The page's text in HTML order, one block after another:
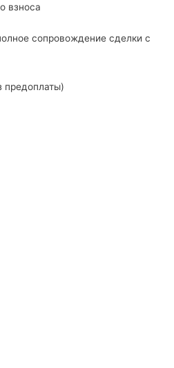
взноса
сопровождение сделки с
предоплаты)